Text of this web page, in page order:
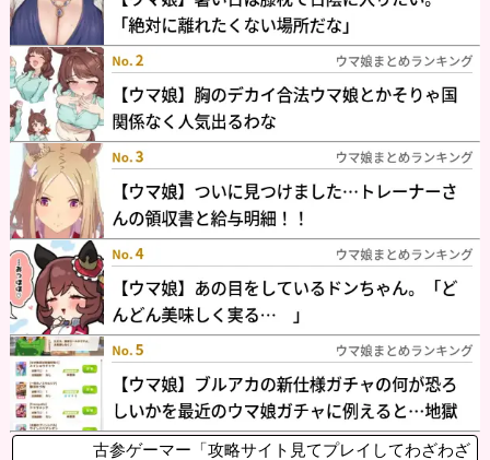
古参ゲーマー「攻略サイト見てプレイしてわざわざ